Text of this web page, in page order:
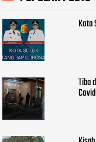
Kota
Tiba